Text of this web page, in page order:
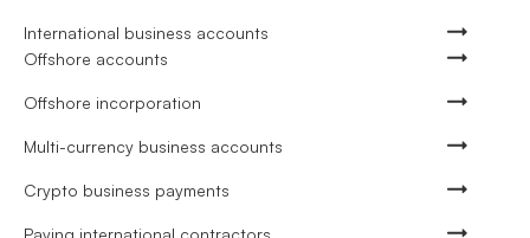
International business accounts
Offshore accounts
Offshore incorporation
Multi-currency business accounts
Crypto business payments
Paying international contractors